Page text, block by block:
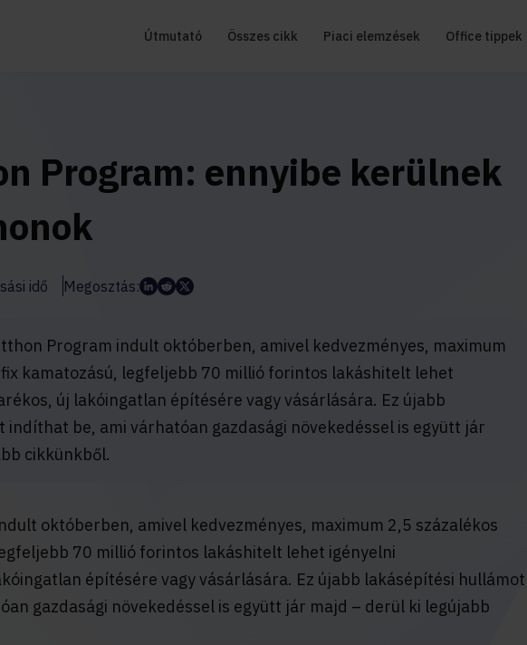
Útmutató Összes cikk Piaci elemzések Office tippek
Program: ennyibe kerülnek
idő Megosztás:
Program indult októberben, amivel kedvezményes, maximum
fix kamatozású, legfeljebb 70 millió forintos lakáshitelt lehet
új lakóingatlan építésére vagy vásárlására. Ez újabb
indíthat be, ami várhatóan gazdasági növekedéssel is együtt jár
cikkünkből.
októberben, amivel kedvezményes, maximum 2,5 százalékos
70 millió forintos lakáshitelt lehet igényelni
építésére vagy vásárlására. Ez újabb lakásépítési hullámot
gazdasági növekedéssel is együtt jár majd – derül ki legújabb